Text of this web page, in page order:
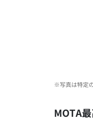
※写真は特定
MOTA